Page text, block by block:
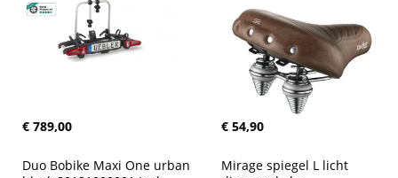
€ 789,00 € 54,90
Duo Bobike Maxi One urban
Mirage spiegel L licht